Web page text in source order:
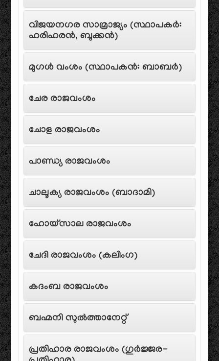
വിജയനഗര സാമ്രാജ്യം (സ്ഥാപകർ:
ഹരിഹരൻ, ബുക്കൻ)
മുഗൾ വംശം (സ്ഥാപകൻ: ബാബർ)
ചേര രാജവംശം
ചോള രാജവംശം
പാണ്ഡ്യ രാജവംശം
ചാലൂക്യ രാജവംശം (ബാദാമി)
ഹോയ്‌സാല രാജവംശം
ചേദി രാജവംശം (കലിംഗ)
കദംബ രാജവംശം
ബഹ്മനി സുൽത്താനേറ്റ്
പ്രതിഹാര രാജവംശം (ഗുർജ്ജര-